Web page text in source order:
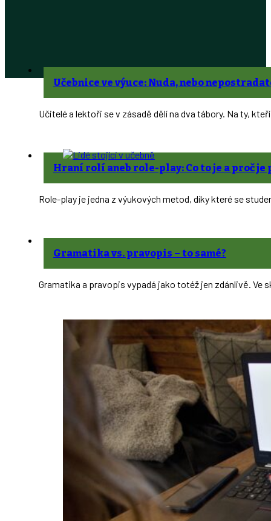
Učebnice ve výuce: Nuda, nebo
Učitelé a lektoři se v zásadě dělí na dva tábory. Na ty,
Hraní rolí aneb role-play: Co to je a proč je
Role-play je jedna z výukových metod, díky které se
Gramatika vs. pravopis – to samé?
Gramatika a pravopis vypadá jako totéž jen zdánlivě.